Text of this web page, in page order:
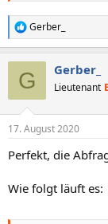
R
e
e
:
Gerber_
G Gerber_
Lieutenant
17. August 2020
Perfekt, die
Wie folgt läuft es: